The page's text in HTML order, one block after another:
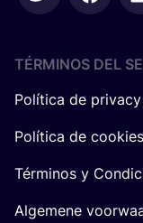
TÉRMINOS DEL
Política de privacy
Política de cookies
Términos y
Algemene